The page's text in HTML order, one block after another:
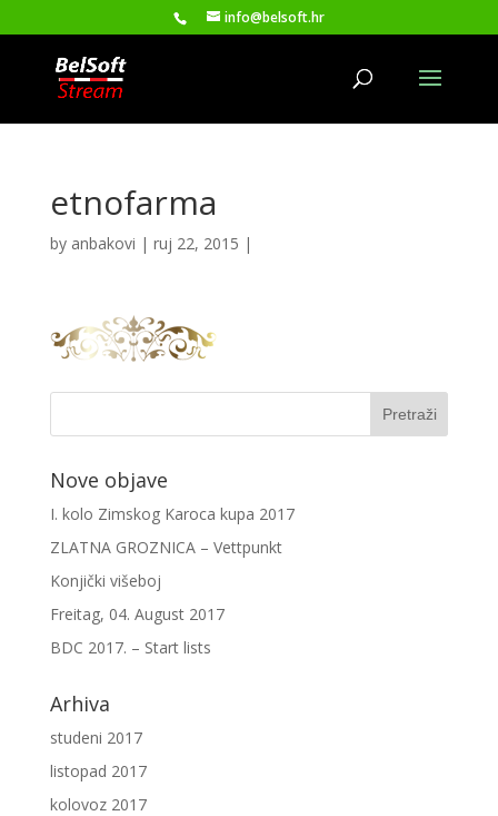
info@belsoft.hr
etnofarma
by anbakovi | ruj 22, 2015 |
Nove objave
I. kolo Zimskog Karoca kupa 2017
ZLATNA GROZNICA – Vettpunkt
Konjički višeboj
Freitag, 04. August 2017
BDC 2017. – Start lists
Arhiva
studeni 2017
listopad 2017
kolovoz 2017